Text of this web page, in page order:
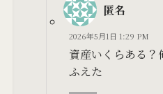
匿名
2026年5月1日 1:29 PM
資産いくらある
ふえた